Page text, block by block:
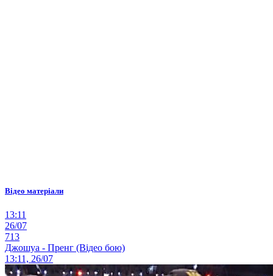
Відео матеріали
13:11
26/07
713
Джошуа - Пренг (Відео бою)
13:11, 26/07